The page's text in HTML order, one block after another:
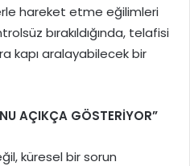
hareket etme eğilimleri
bırakıldığında, telafisi
kapı aralayabilecek bir
AÇIKÇA GÖSTERİYOR”
küresel bir sorun